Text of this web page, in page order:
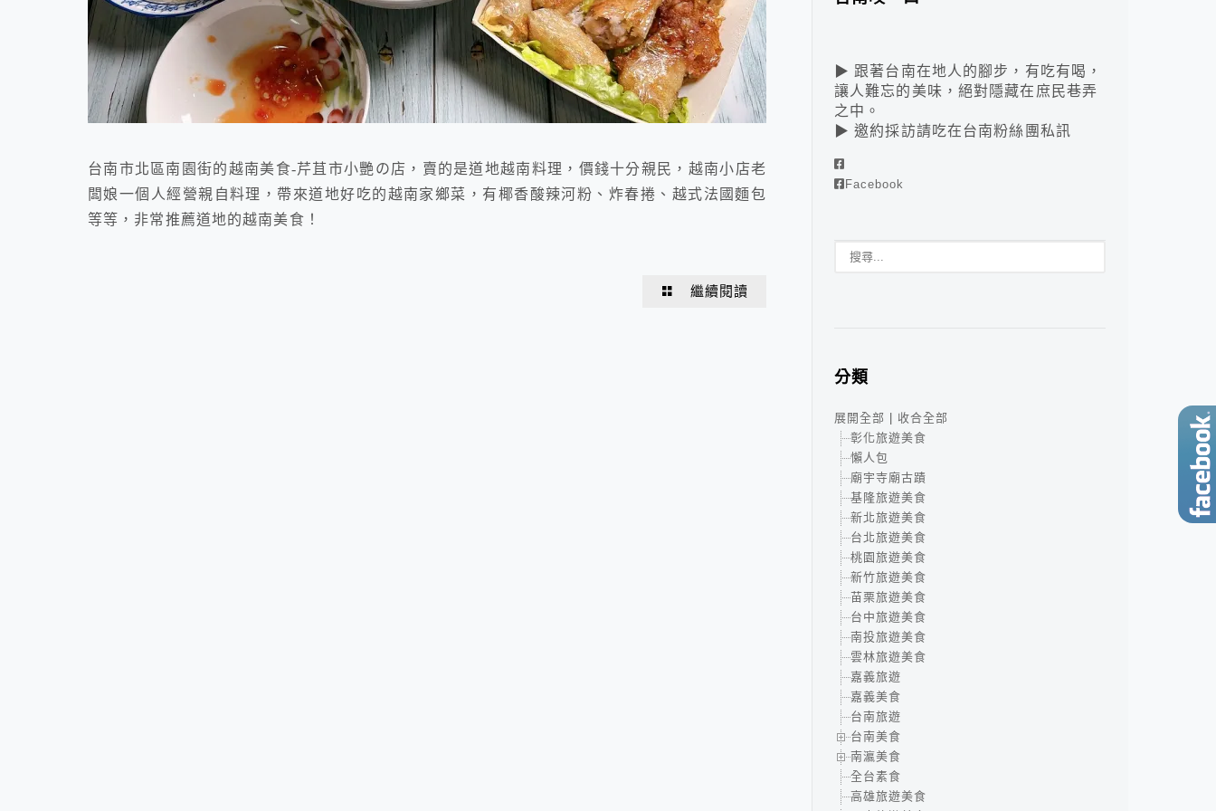
台南市北區南園街的越南美食-芹苴市小艷の店，賣的是道地越南料理，價錢十分親民，越南小店老
闆娘一個人經營親自料理，帶來道地好吃的越南家鄉菜，有椰香酸辣河粉、炸春捲、越式法國麵包
等等，非常推薦道地的越南美食！
繼續閱讀
▶ 跟著台南在地人的腳步，有吃有喝，
讓人難忘的美味，絕對隱藏在庶民巷弄
之中。
▶ 邀約採訪請吃在台南粉絲團私訊
Facebook
分類
展開全部
收合全部
彰化旅遊美食
懶人包
廟宇寺廟古蹟
基隆旅遊美食
新北旅遊美食
台北旅遊美食
桃園旅遊美食
新竹旅遊美食
苗栗旅遊美食
台中旅遊美食
南投旅遊美食
雲林旅遊美食
嘉義旅遊
嘉義美食
台南旅遊
台南美食
南瀛美食
全台素食
高雄旅遊美食